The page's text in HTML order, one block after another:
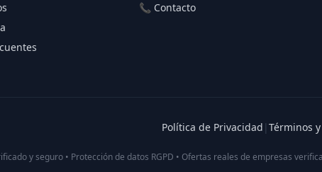
📞 Contacto
Política de Privacidad | Términos
y seguro • Protección de datos RGPD • Ofertas reales de empresas